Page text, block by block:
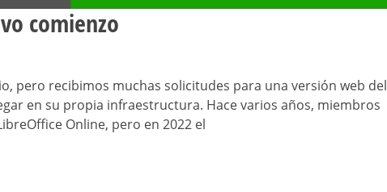
comienzo
pero recibimos muchas solicitudes para una versión web del
en su propia infraestructura. Hace varios años, miembros
Online, pero en 2022 el